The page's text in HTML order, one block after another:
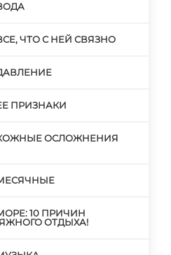
ЧТО С НЕЙ СВЯЗНО
ПРИЗНАКИ
ОСЛОЖНЕНИЯ
10 ПРИЧИН
ОТДЫХА!